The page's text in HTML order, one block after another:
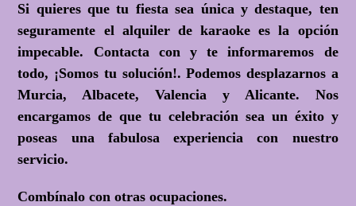
Si quieres que tu fiesta sea única y destaque, ten
seguramente el alquiler de karaoke es la opción
impecable. Contacta con y te informaremos de
todo, ¡Somos tu solución!. Podemos desplazarnos a
Murcia, Albacete, Valencia y Alicante. Nos
encargamos de que tu celebración sea un éxito y
poseas una fabulosa experiencia con nuestro
servicio.
Combínalo con otras ocupaciones.